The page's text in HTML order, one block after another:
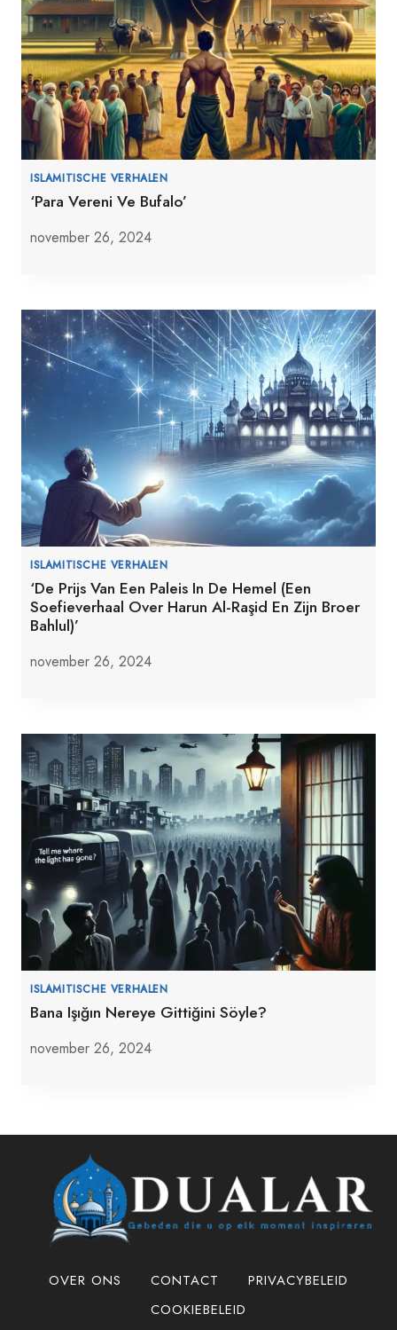
ISLAMITISCHE VERHALEN
‘Para Vereni Ve Bufalo’
november 26, 2024
ISLAMITISCHE VERHALEN
‘De Prijs Van Een Paleis In De Hemel (Een
Soefieverhaal Over Harun Al-Raşid En Zijn Broer
Bahlul)’
november 26, 2024
ISLAMITISCHE VERHALEN
Bana Işığın Nereye Gittiğini Söyle?
november 26, 2024
OVER ONS CONTACT
PRIVACYBELEID
COOKIEBELEID